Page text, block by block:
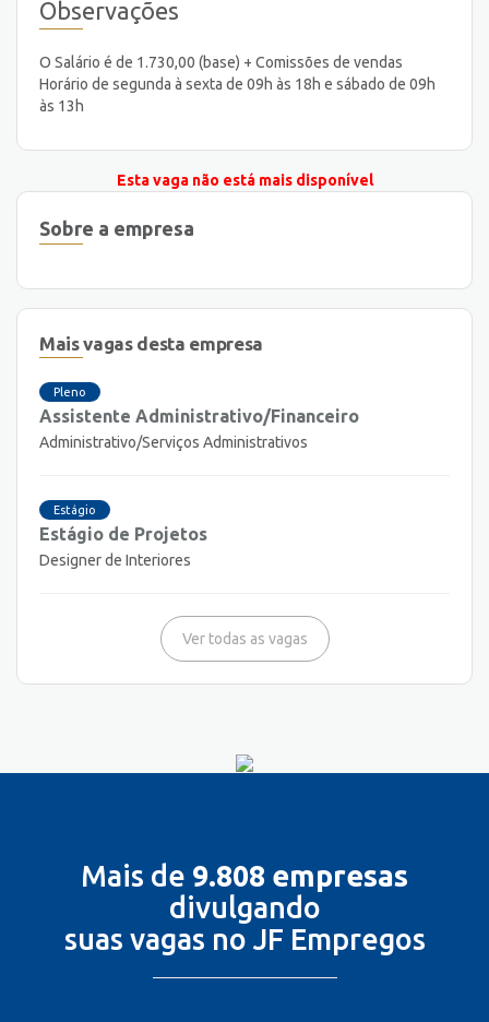
Observações
O Salário é de 1.730,00 (base) + Comissões de vendas
Horário de segunda à sexta de 09h às 18h e sábado de 09h
às 13h
Esta vaga não está mais disponível
Sobre a empresa
Mais vagas desta empresa
Pleno
Assistente Administrativo/Financeiro
Administrativo/Serviços Administrativos
Estágio
Estágio de Projetos
Designer de Interiores
Ver todas as vagas
Mais de 9.808 empresas
divulgando
suas vagas no JF Empregos